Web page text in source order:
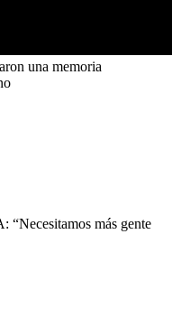
una memoria
“Necesitamos más gente